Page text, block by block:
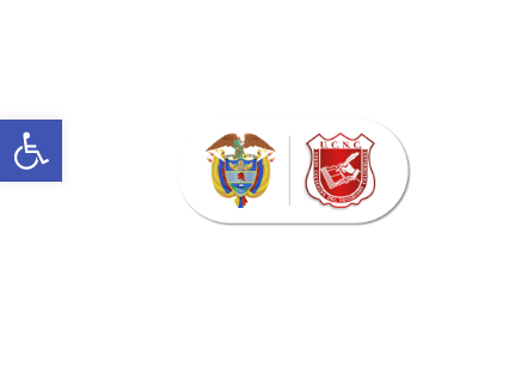
Abrir barra de herramientas